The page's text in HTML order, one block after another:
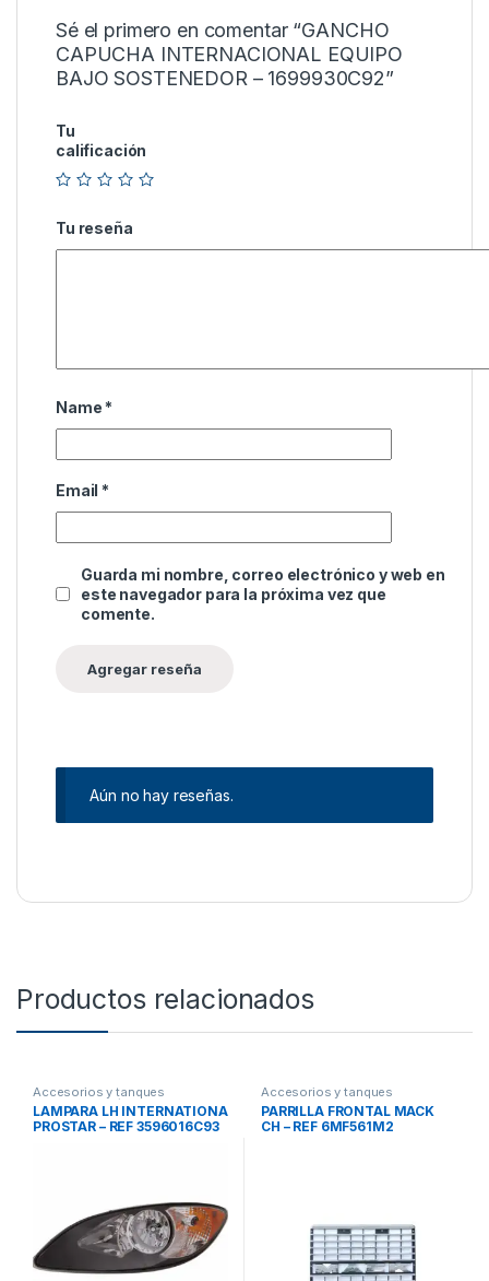
Sé el primero en comentar “GANCHO
CAPUCHA INTERNACIONAL EQUIPO
BAJO SOSTENEDOR – 1699930C92”
Tu
calificación
Tu reseña
Name *
Email *
Guarda mi nombre, correo electrónico y web en
este navegador para la próxima vez que
comente.
Aún no hay reseñas.
Productos relacionados
Accesorios y tanques
reservorios ,Lámparas frontales
y Bezel
LAMPARA LH INTERNATIONA
PROSTAR – REF 3596016C93
Accesorios y tanques
reservorios,Parrillas frontales
PARRILLA FRONTAL MACK
CH – REF 6MF561M2